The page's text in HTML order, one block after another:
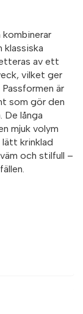
kombinerar
klassiska
av ett
vilket ger
är
som gör den
De långa
mjuk volym
lätt krinklad
och stilfull –